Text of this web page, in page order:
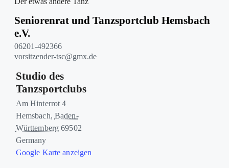
Seniorenrat und Tanzsportclub Hemsbach
e.V.
06201-492366
vorsitzender-tsc@gmx.de
Studio des
Tanzsportclubs
Am Hinterrot 4
Hemsbach, Baden-
Württemberg 69502
Germany
Google Karte anzeigen